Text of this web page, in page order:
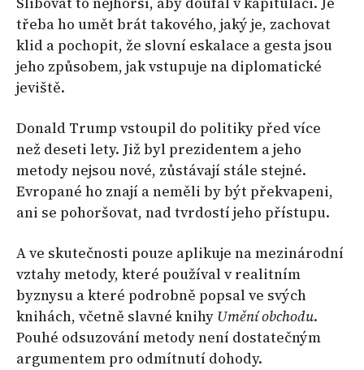
třeba ho umět brát takového, jaký je, zachovat
klid a pochopit, že slovní eskalace a gesta jsou
jeho způsobem, jak vstupuje na diplomatické
jeviště.
Donald Trump vstoupil do politiky před více
než deseti lety. Již byl prezidentem a jeho
metody nejsou nové, zůstávají stále stejné.
Evropané ho znají a neměli by být překvapeni,
ani se pohoršovat, nad tvrdostí jeho přístupu.
A ve skutečnosti pouze aplikuje na mezinárodní
vztahy metody, které používal v realitním
byznysu a které podrobně popsal ve svých
knihách, včetně slavné knihy Umění obchodu.
Pouhé odsuzování metody není dostatečným
argumentem pro odmítnutí dohody.